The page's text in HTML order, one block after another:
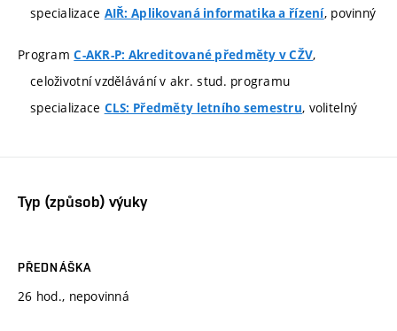
specializace AIŘ: Aplikovaná informatika a řízení, povinný
ProgramC-AKR-P: Akreditované předměty v CŽV,
celoživotní vzdělávání v akr. stud. programu
specializace CLS: Předměty letního semestru, volitelný
Typ (způsob) výuky
PŘEDNÁŠKA
26 hod., nepovinná